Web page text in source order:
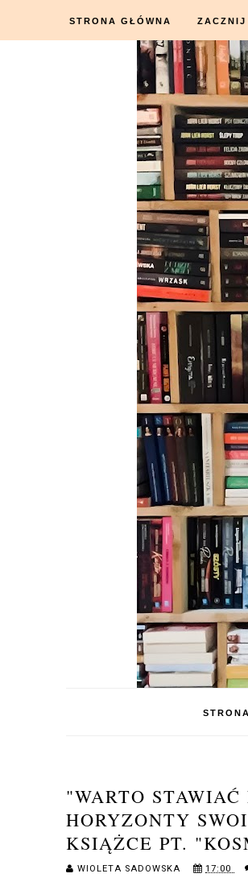
STRONA GŁÓWNA ZACZNIJ
"WARTO
HORYZONTY
KSIĄŻCE PT.
WIOLETA SADOWSKA 17:00